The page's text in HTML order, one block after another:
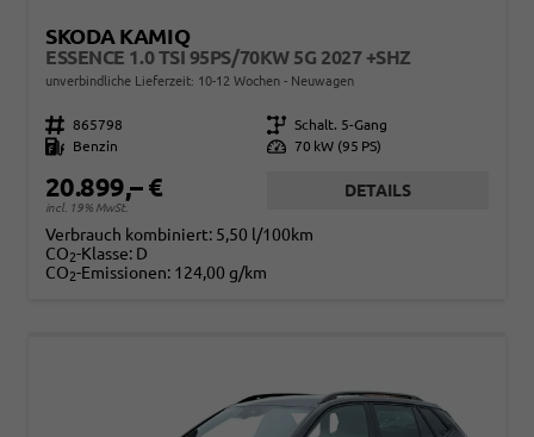
SKODA KAMIQ
ESSENCE 1.0 TSI 95PS/70KW 5G 2027 +SHZ
unverbindliche Lieferzeit: 10-12 Wochen Neuwagen
Fahrzeugnr. 865798 Getriebe Schalt. 5-Gang
Kraftstoff
Benzin Leistung 70 kW (95 PS)
20.899,– €
incl. 19% MwSt.
DETAILS
Verbrauch kombiniert: 5,50 l/100km
CO2-Klasse: D
CO2-Emissionen: 124,00 g/km